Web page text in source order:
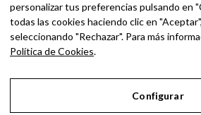
BUSCAR POR:
Ingresa las palabras de la
Enter.
personalizar tus preferencias pulsando en
todas las cookies haciendo clic en
seleccionando "Rechazar". Para más
Política de Cookies.
Configurar